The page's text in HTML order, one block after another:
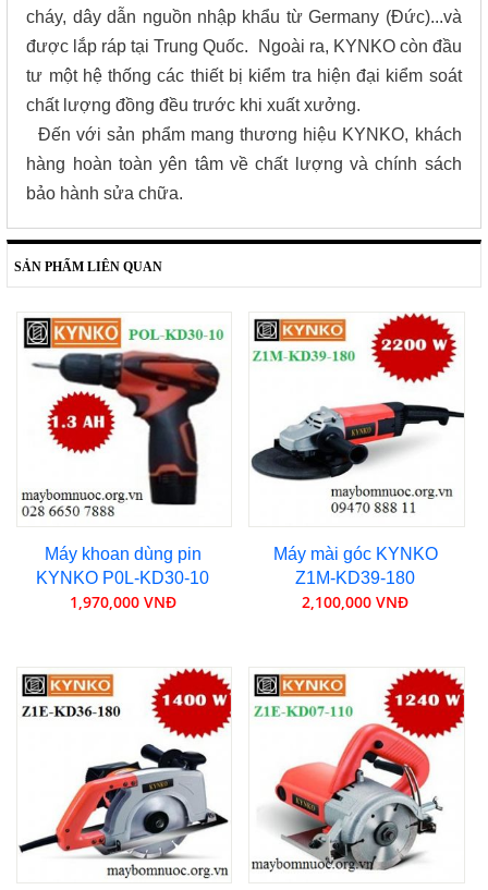
cháy, dây dẫn nguồn nhập khẩu từ Germany (Đức)...và
được lắp ráp tại Trung Quốc. Ngoài ra, KYNKO còn đầu
tư một hệ thống các thiết bị kiểm tra hiện đại kiểm soát
chất lượng đồng đều trước khi xuất xưởng.
Đến với sản phẩm mang thương hiệu KYNKO, khách
hàng hoàn toàn yên tâm về chất lượng và chính sách
bảo hành sửa chữa.
SẢN PHẨM LIÊN QUAN
Máy khoan dùng pin
KYNKO P0L-KD30-10
1,970,000 VNĐ
Máy mài góc KYNKO
Z1M-KD39-180
2,100,000 VNĐ